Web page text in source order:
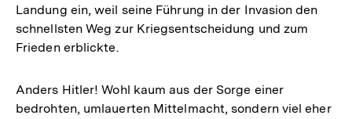
Landung ein, weil seine Führung in der Invasion den
schnellsten Weg zur Kriegsentscheidung und zum
Frieden erblickte.
Anders Hitler! Wohl kaum aus der Sorge einer
bedrohten, umlauerten Mittelmacht, sondern viel eher